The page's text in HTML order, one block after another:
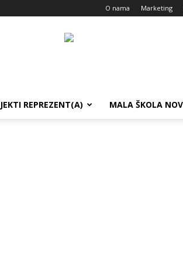
O nama Marketing
REPREZENT(A) MALA ŠKOLA